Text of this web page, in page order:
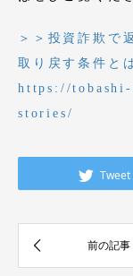
＞＞投資詐欺で
取り戻す条件と
https://tobashi-
stories/
Tweet